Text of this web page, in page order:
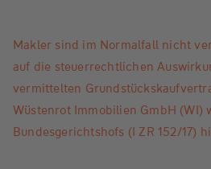
Makler sind im Normalfall nicht
auf die steuerrechtlichen
vermittelten
Wüstenrot Immobilien GmbH (WI)
Bundesgerichtshofs (I ZR 152/17)